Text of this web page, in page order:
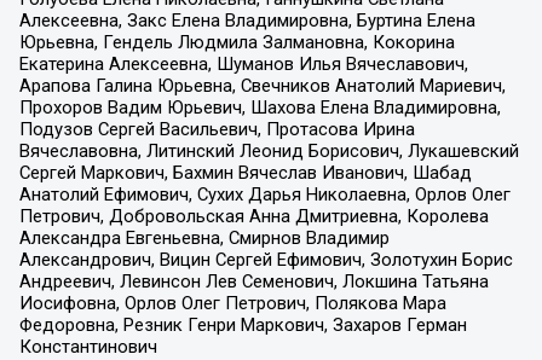
Алексеевна, Закс Елена Владимировна, Буртина Елена
Юрьевна, Гендель Людмила Залмановна, Кокорина
Екатерина Алексеевна, Шуманов Илья Вячеславович,
Арапова Галина Юрьевна, Свечников Анатолий Мариевич,
Прохоров Вадим Юрьевич, Шахова Елена Владимировна,
Подузов Сергей Васильевич, Протасова Ирина
Вячеславовна, Литинский Леонид Борисович, Лукашевский
Сергей Маркович, Бахмин Вячеслав Иванович, Шабад
Анатолий Ефимович, Сухих Дарья Николаевна, Орлов Олег
Петрович, Добровольская Анна Дмитриевна, Королева
Александра Евгеньевна, Смирнов Владимир
Александрович, Вицин Сергей Ефимович, Золотухин Борис
Андреевич, Левинсон Лев Семенович, Локшина Татьяна
Иосифовна, Орлов Олег Петрович, Полякова Мара
Федоровна, Резник Генри Маркович, Захаров Герман
Константинович